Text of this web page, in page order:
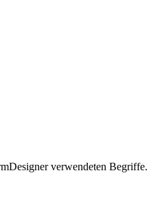
verwendeten Begriffe.